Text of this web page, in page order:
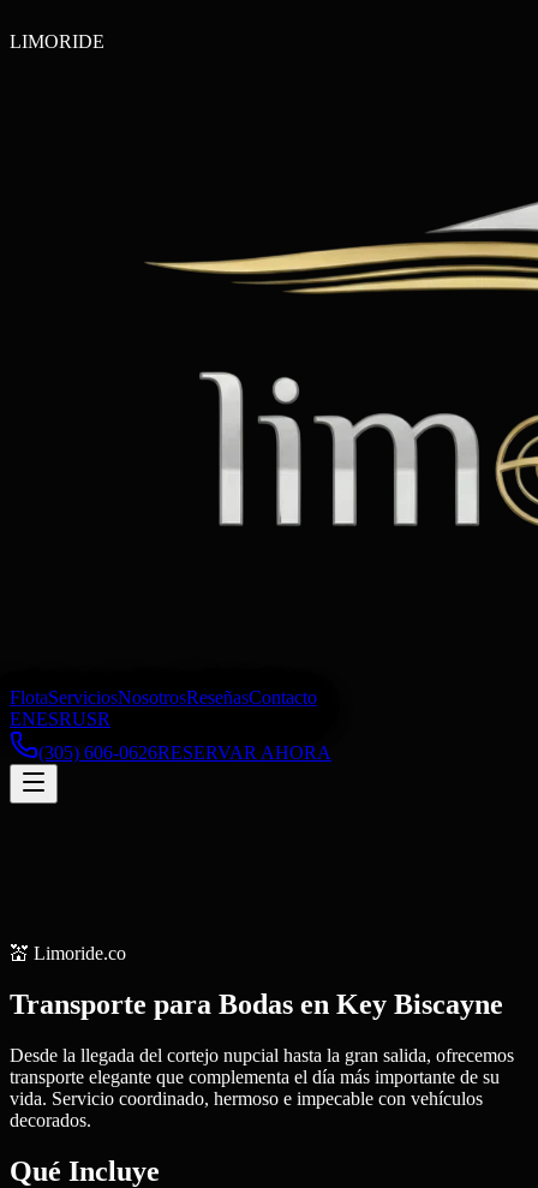
LIMORIDE
FlotaServiciosNosotrosReseñasContacto
ENESRUSR
(305) 606-0626RESERVAR AHORA
💒 Limoride.co
Transporte para Bodas en Key Biscayne
Desde la llegada del cortejo nupcial hasta la gran salida, ofrecemos
transporte elegante que complementa el día más importante de su
vida. Servicio coordinado, hermoso e impecable con vehículos
decorados.
Qué Incluye